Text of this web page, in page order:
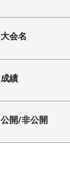
大会名
成績
公開/非公開